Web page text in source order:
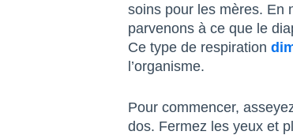
soins pour les mères. En
parvenons à ce que le
Ce type de respiration
l’organisme.
Pour commencer,
dos. Fermez les yeux et